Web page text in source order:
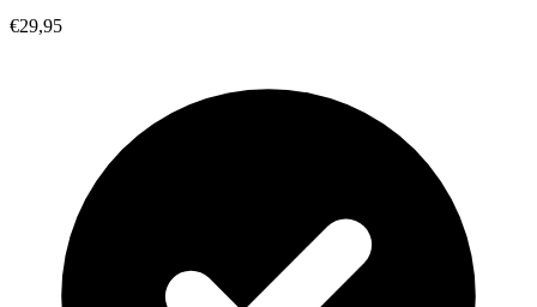
€29,95